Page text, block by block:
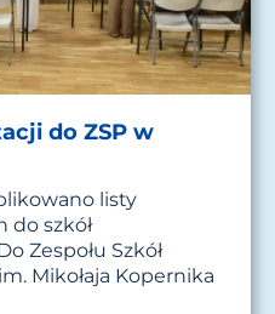
do ZSP w
listy
do szkół
Zespołu Szkół
Mikołaja Kopernika